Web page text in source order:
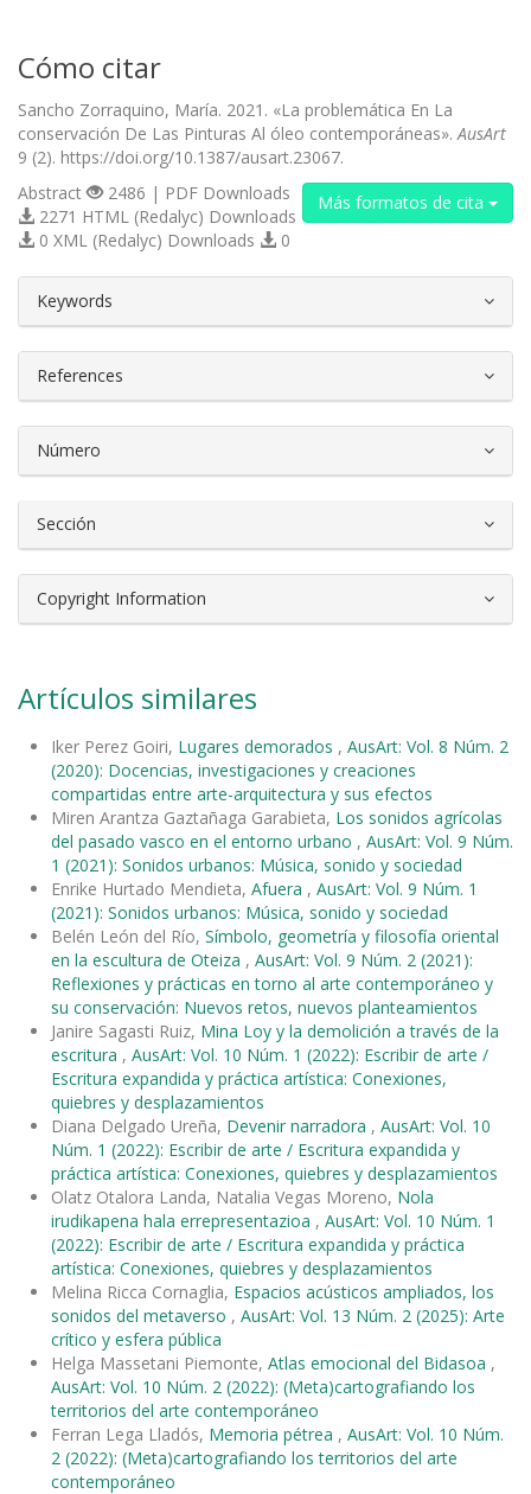
Cómo citar
Sancho Zorraquino, María. 2021. «La problemática En La
conservación De Las Pinturas Al óleo contemporáneas». AusArt
9 (2). https://doi.org/10.1387/ausart.23067.
Más formatos de cita
Abstract
2486 | PDF Downloads
2271 HTML (Redalyc) Downloads
0 XML (Redalyc) Downloads
0
Keywords
References
Número
Sección
Copyright Information
Artículos similares
Iker Perez Goiri, Lugares demorados , AusArt: Vol. 8 Núm. 2
(2020): Docencias, investigaciones y creaciones
compartidas entre arte-arquitectura y sus efectos
Miren Arantza Gaztañaga Garabieta, Los sonidos agrícolas
del pasado vasco en el entorno urbano , AusArt: Vol. 9 Núm.
1 (2021): Sonidos urbanos: Música, sonido y sociedad
Enrike Hurtado Mendieta, Afuera , AusArt: Vol. 9 Núm. 1
(2021): Sonidos urbanos: Música, sonido y sociedad
Belén León del Río, Símbolo, geometría y filosofía oriental
en la escultura de Oteiza , AusArt: Vol. 9 Núm. 2 (2021):
Reflexiones y prácticas en torno al arte contemporáneo y
su conservación: Nuevos retos, nuevos planteamientos
Janire Sagasti Ruiz, Mina Loy y la demolición a través de la
escritura , AusArt: Vol. 10 Núm. 1 (2022): Escribir de arte /
Escritura expandida y práctica artística: Conexiones,
quiebres y desplazamientos
Diana Delgado Ureña, Devenir narradora , AusArt: Vol. 10
Núm. 1 (2022): Escribir de arte / Escritura expandida y
práctica artística: Conexiones, quiebres y desplazamientos
Olatz Otalora Landa, Natalia Vegas Moreno, Nola
irudikapena hala errepresentazioa , AusArt: Vol. 10 Núm. 1
(2022): Escribir de arte / Escritura expandida y práctica
artística: Conexiones, quiebres y desplazamientos
Melina Ricca Cornaglia, Espacios acústicos ampliados, los
sonidos del metaverso , AusArt: Vol. 13 Núm. 2 (2025): Arte
crítico y esfera pública
Helga Massetani Piemonte, Atlas emocional del Bidasoa ,
AusArt: Vol. 10 Núm. 2 (2022): (Meta)cartografiando los
territorios del arte contemporáneo
Ferran Lega Lladós, Memoria pétrea , AusArt: Vol. 10 Núm.
2 (2022): (Meta)cartografiando los territorios del arte
contemporáneo